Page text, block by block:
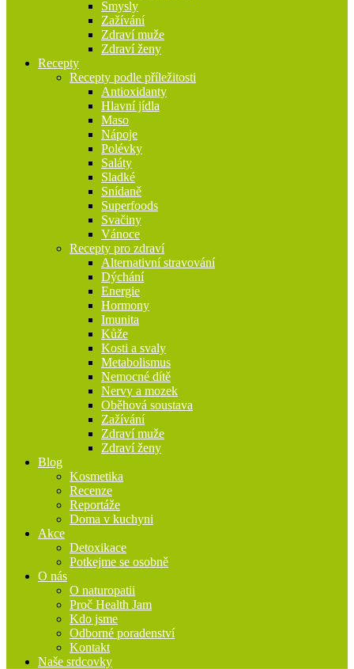
Smysly
Zažívání
Zdraví muže
Zdraví ženy
Recepty
Recepty podle příležitosti
Antioxidanty
Hlavní jídla
Maso
Nápoje
Polévky
Saláty
Sladké
Snídaně
Superfoods
Svačiny
Vánoce
Recepty pro zdraví
Alternativní stravování
Dýchání
Energie
Hormony
Imunita
Kůže
Kosti a svaly
Metabolismus
Nemocné dítě
Nervy a mozek
Oběhová soustava
Zažívání
Zdraví muže
Zdraví ženy
Blog
Kosmetika
Recenze
Reportáže
Doma v kuchyni
Akce
Detoxikace
Potkejme se osobně
O nás
O naturopatii
Proč Health Jam
Kdo jsme
Odborné poradenství
Kontakt
Naše srdcovky